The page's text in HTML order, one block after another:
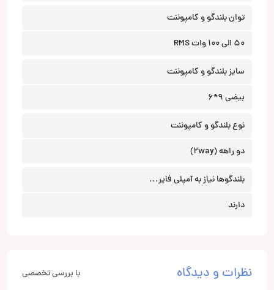
توان بلندگو و کامپوننت
50 الی 100 وات RMS
سایز بلندگو و کامپوننت
بیضی 9*6
نوع بلندگو و کامپوننت
دو راهه (2way)
بلندگوها نیاز به آمپلی فایر...
دارند
نظرات و دیدگاه با بررسی تخصصی